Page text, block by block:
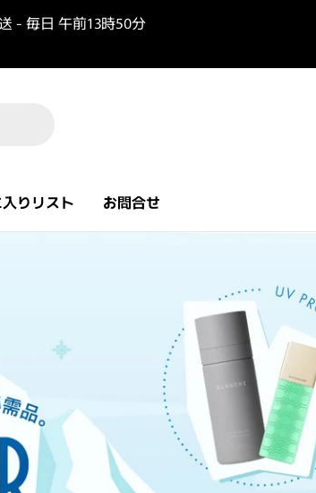
- 毎日 午前13時50分
りリスト お問合せ
】
ケア